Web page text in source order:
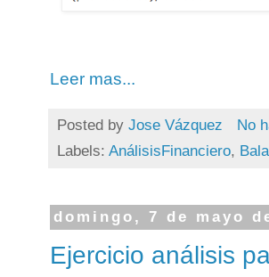
Leer mas...
Posted by Jose Vázquez
No
Labels: AnálisisFinanciero,
domingo, 7 de mayo
Ejercicio análisis